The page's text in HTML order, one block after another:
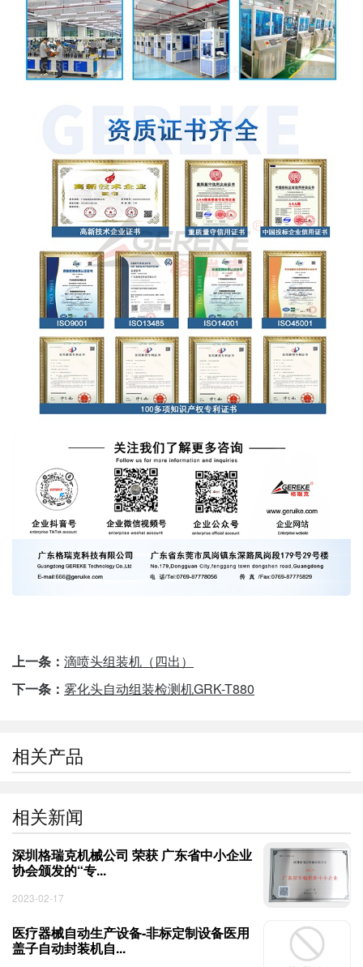
上一条： 滴喷头组装机（四出）
下一条： 雾化头自动组装检测机GRK-T880
相关产品
相关新闻
深圳格瑞克机械公司 荣获 广东省中小企业
协会颁发的“专...
2023-02-17
医疗器械自动生产设备-非标定制设备医用
盖子自动封装机自...